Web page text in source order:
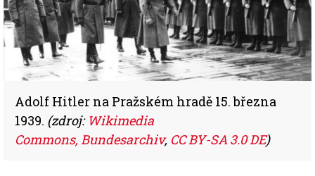
Adolf Hitler na Pražském hradě 15. března
1939. (zdroj: Wikimedia
Commons, Bundesarchiv, CC BY-SA 3.0 DE)